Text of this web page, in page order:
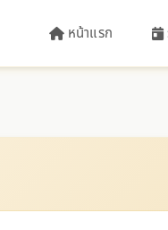
หน้าแรก